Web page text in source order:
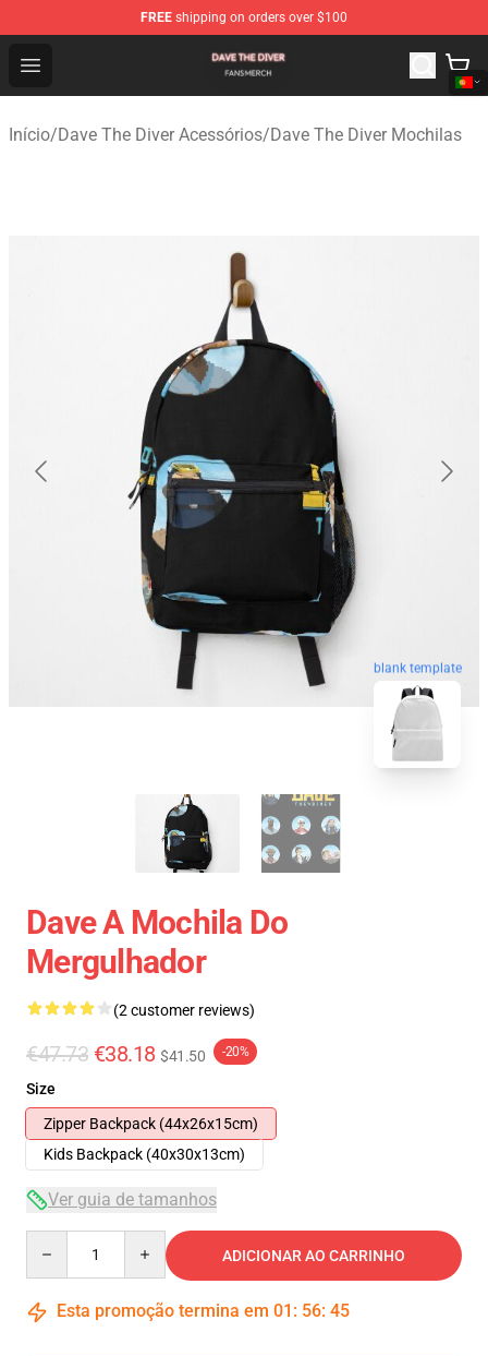
FREE shipping on orders over $100
Open menu
Dave The Diver Shop - Official Dave The Diver
Início/Dave The Diver Acessórios/Dave The Diver Mochilas
blank template
Dave A Mochila Do
Mergulhador
(2 customer reviews)
€47.73 €38.18 $41.50 -20%
Size
Zipper Backpack (44x26x15cm)
Kids Backpack (40x30x13cm)
Ver guia de tamanhos
ADICIONAR AO CARRINHO
Esta promoção termina em 01 : 56: 45